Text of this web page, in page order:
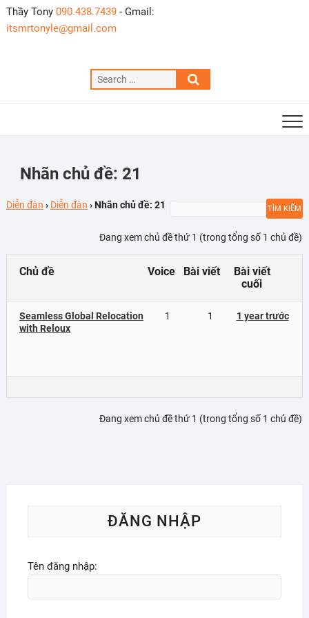
Skip
to
Thầy Tony 090.438.7439- Gmail:
itsmrtonyle@gmail.com
Search
…
Nhãn chủ đề: 21
Diễn đàn › Diễn đàn ›Nhãn chủ đề: 21
Đang xem chủ đề thứ 1 (trong tổng số 1 chủ đề)
Chủ đề Voice Bài viết
Bài viết
cuối
Seamless Global Relocation
with Reloux
1 1 1 year trước
Đang xem chủ đề thứ 1 (trong tổng số 1 chủ đề)
ĐĂNG NHẬP
Tên đăng nhập: